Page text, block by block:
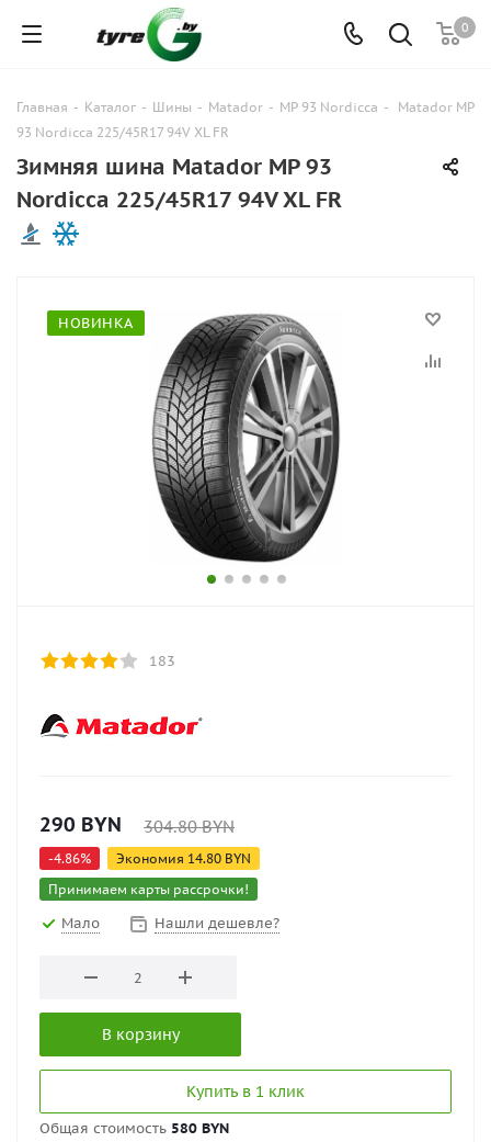
0
Главная - Каталог - Шины - Matador - MP 93 Nordicca -
Matador MP
93 Nordicca 225/45R17 94V XL FR
Зимняя шина Matador MP 93
Nordicca 225/45R17 94V XL FR
НОВИНКА
183
290 BYN 304.80BYN
-4.86% Экономия 14.80 BYN
Принимаем карты рассрочки!
Мало Нашли дешевле?
В корзину
Купить в 1 клик
Общая стоимость 580 BYN